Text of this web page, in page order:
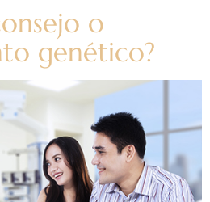
o
genético?